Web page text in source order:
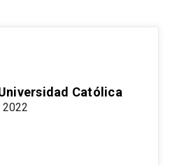
Católica
2022